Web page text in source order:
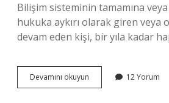
Bilişim sisteminin tamamına veya
hukuka aykırı olarak giren veya
devam eden kişi, bir yıla kadar
Devamını okuyun
Ne
12 Yorum